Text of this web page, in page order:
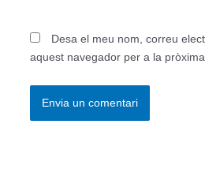
Desa el meu nom, correu
aquest navegador per a la